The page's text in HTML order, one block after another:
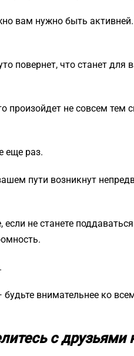
вам нужно быть
повернет, что станет для
произойдет не совсем тем
еще раз.
пути возникнут
не станете
внимательнее ко
с друзьями